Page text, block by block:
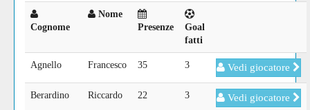
Cognome
Nome
Presenze
Goal
fatti
Agnello Francesco 35 3 Vedi giocatore
Berardino Riccardo 22 3 Vedi giocatore